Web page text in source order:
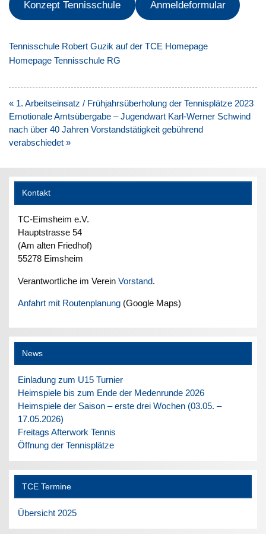
Konzept Tennisschule Anmeldeformular
Tennisschule Robert Guzik auf der TCE Homepage
Homepage Tennisschule RG
Beitragsnavigation
« 1. Arbeitseinsatz / Frühjahrsüberholung der Tennisplätze 2023
Emotionale Amtsübergabe – Jugendwart Karl-Werner Schwind
nach über 40 Jahren Vorstandstätigkeit gebührend
verabschiedet »
Kontakt
TC-Eimsheim e.V.
Hauptstrasse 54
(Am alten Friedhof)
55278 Eimsheim
Verantwortliche im VereinVorstand.
Anfahrt mit Routenplanung (Google Maps)
News
Einladung zum U15 Turnier
Heimspiele bis zum Ende der Medenrunde 2026
Heimspiele der Saison – erste drei Wochen (03.05. –
17.05.2026)
Freitags Afterwork Tennis
Öffnung der Tennisplätze
TCE Termine
Übersicht 2025